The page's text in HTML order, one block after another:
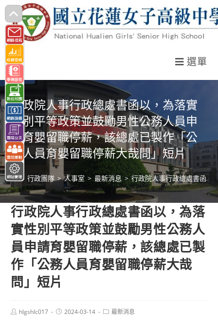
跳
轉
至
主
要
內
容
選單
行政院人事行政總處書函以，為落實
性別平等政策並鼓勵男性公務人員申
請育嬰留職停薪，該總處已製作「公
務人員育嬰留職停薪大哉問」短片
> 行政團隊 > 人事室 > 最新消息 > 行政院人事行政總處書函以
行政院人事行政總處書函以，為落
實性別平等政策並鼓勵男性公務人
員申請育嬰留職停薪，該總處已製
作「公務人員育嬰留職停薪大哉
問」短片
Posthlgshlc017
Post2024-03-14
Post最新消息